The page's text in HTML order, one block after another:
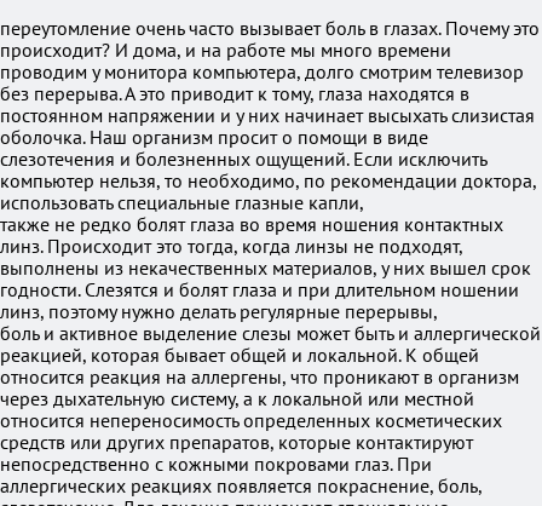
переутомление очень часто вызывает боль в глазах. Почему это
происходит? И дома, и на работе мы много времени
проводим у монитора компьютера, долго смотрим телевизор
без перерыва. А это приводит к тому, глаза находятся в
постоянном напряжении и у них начинает высыхать слизистая
оболочка. Наш организм просит о помощи в виде
слезотечения и болезненных ощущений. Если исключить
компьютер нельзя, то необходимо, по рекомендации доктора,
использовать специальные глазные капли,
также не редко болят глаза во время ношения контактных
линз. Происходит это тогда, когда линзы не подходят,
выполнены из некачественных материалов, у них вышел срок
годности. Слезятся и болят глаза и при длительном ношении
линз, поэтому нужно делать регулярные перерывы,
боль и активное выделение слезы может быть и аллергической
реакцией, которая бывает общей и локальной. К общей
относится реакция на аллергены, что проникают в организм
через дыхательную систему, а к локальной или местной
относится непереносимость определенных косметических
средств или других препаратов, которые контактируют
непосредственно с кожными покровами глаз. При
аллергических реакциях появляется покраснение, боль,